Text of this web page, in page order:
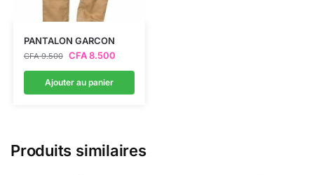
PANTALON GARCON
CFA9.500 CFA8.500
Ajouter au panier
Produits similaires